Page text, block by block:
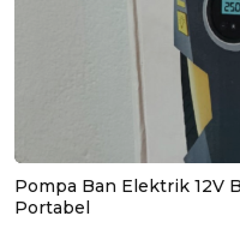
Pompa Ban Elektrik 12V
Portabel